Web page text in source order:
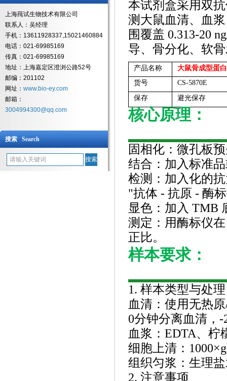
上海莼试生物技术有限公司
联系人：吴经理
手机：13611928337,15021460884
电话：021-69985169
传真：021-69985169
地址：上海嘉定区澄浏公路52号
邮编：201102
网址： www.bio-ey.com
邮箱：
3004994300@qq.com
搜索 Search
本试剂盒采用双
测大鼠血清、血
围覆盖 0.313-20
导、骨分化、软
产品名称
大鼠骨成型蛋
货号
CS-5870E
保存
避光保存
核心原理：
固相化：微孔板
结合：加入标准
检测：加入化的
"抗体 - 抗原 - 酶
显色：加入 TMB
测定：用酶标仪在
正比。
样本要求：
1. 样本类型与处理
血清‌：使用无热
0分钟分离血清，
血浆‌：EDTA、柠
细胞上清‌：
组织匀浆‌：生理
2. 注意事项